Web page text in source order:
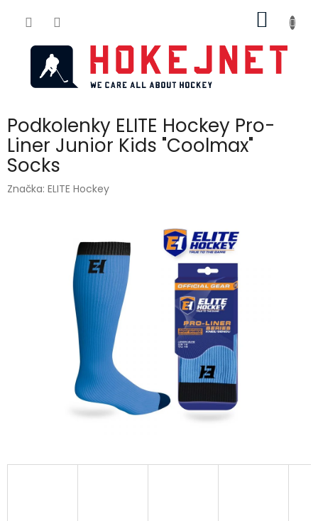
KOŠÍK
Podkolenky ELITE Hockey Pro-
Liner Junior Kids "Coolmax"
Socks
Značka: ELITE Hockey